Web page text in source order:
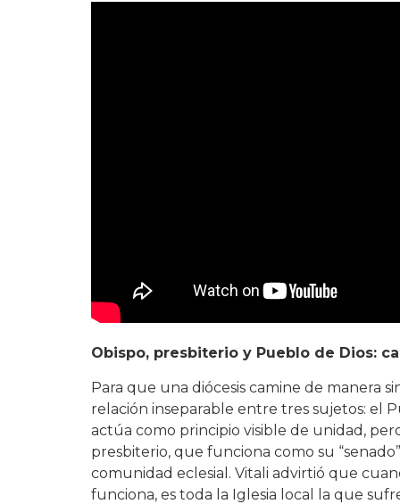
Obispo, presbiterio y Pueblo de Dios:
Para que una diócesis camine de manera
relación inseparable entre tres sujetos: el
actúa como principio visible de unidad,
presbiterio, que funciona como su
comunidad eclesial. Vitali advirtió que
funciona, es toda la Iglesia local la que